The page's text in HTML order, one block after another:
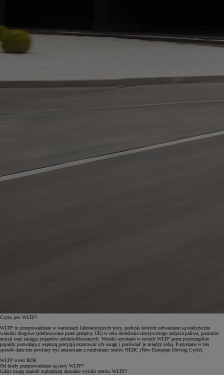
Czym jest WLTP?
WLTP to przeprowadzane w warunkach laboratoryjnych testy, podczas których odtwarzane są realistyczne
warunki drogowe (zdefiniowane przez przepisy UE) w celu określenia rzeczywistego zużycia paliwa, poziomu
emisji oraz zasięgu pojazdów zelektryfikowanych. Wyniki uzyskane w testach WLTP przez poszczególne
pojazdy pozwalają z większą precyzją oszacować ich osiągi i porównać je między sobą. Pozyskane w ten
sposób dane nie powinny być zestawiane z rezultatami testów NEDC (New European Driving Cycle).
WLTP a test RDE
Od kiedy przeprowadzane są testy WLTP?
Gdzie mogę znaleźć najbardziej aktualne wyniki testów WLTP?